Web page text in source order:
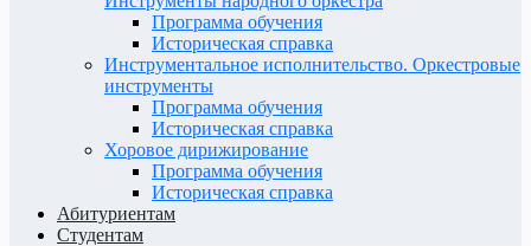
Программа обучения
Историческая справка
Инструментальное исполнительство. Оркестровые
инструменты
Программа обучения
Историческая справка
Хоровое дирижирование
Программа обучения
Историческая справка
Абитуриентам
Студентам